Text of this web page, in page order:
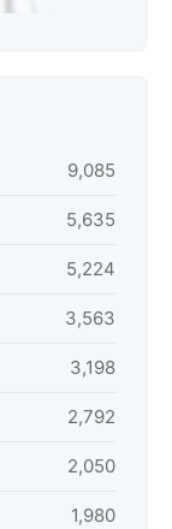
9,085
5,635
5,224
3,563
3,198
2,792
2,050
1,980